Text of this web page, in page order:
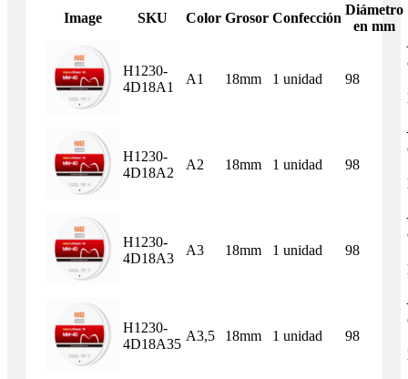
Image
SKU Color Grosor Confección
Diámetro
en mm
H1230-
4D18A1
A1 18mm 1 unidad 98
H1230-
4D18A2
A2 18mm 1 unidad 98
H1230-
4D18A3
A3 18mm 1 unidad 98
H1230-
4D18A35
A3,5 18mm 1 unidad 98